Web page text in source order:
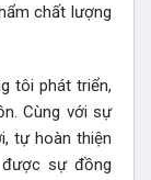
chất lượng
tôi phát triển,
Cùng với sự
tự hoàn thiện
sự đồng